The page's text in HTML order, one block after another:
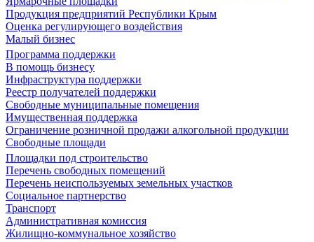
Продукция предприятий Республики Крым
Оценка регулирующего воздействия
Малый бизнес
Программа поддержки
В помощь бизнесу
Инфраструктура поддержки
Реестр получателей поддержки
Свободные муниципальные помещения
Имущественная поддержка
Ограничение розничной продажи алкогольной продукции
Свободные площади
Площадки под строительство
Перечень свободных помещений
Перечень неиспользуемых земельных участков
Социальное партнерство
Транспорт
Административная комиссия
Жилищно-коммунальное хозяйство